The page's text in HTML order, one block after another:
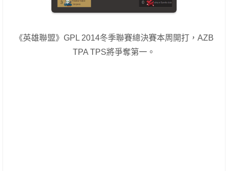
《英雄聯盟》GPL 2014冬季聯賽總決賽本周開打，AZB
TPA TPS將爭奪第一。